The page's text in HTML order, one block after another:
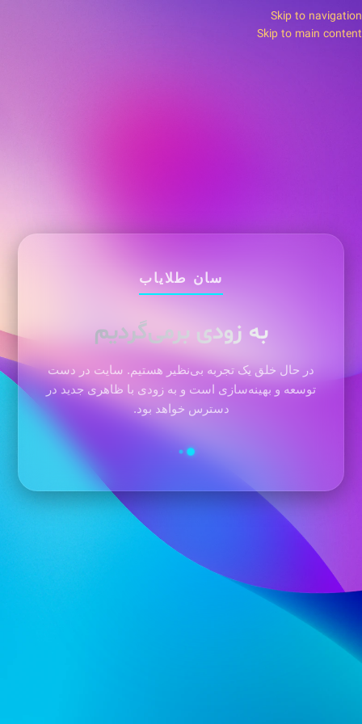
Skip to navigation
Skip to main content
سان طلایاب
به زودی برمی‌گردیم
در حال خلق یک تجربه بی‌نظیر هستیم. سایت در دست
توسعه و بهینه‌سازی است و به زودی با ظاهری جدید در
دسترس خواهد بود.